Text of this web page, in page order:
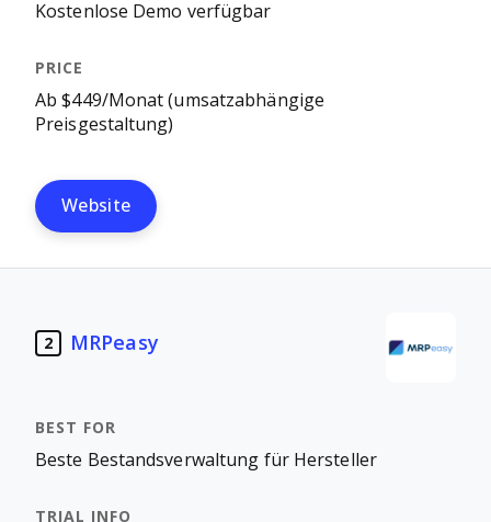
Kostenlose Demo verfügbar
Ab $449/Monat (umsatzabhängige
Preisgestaltung)
Website
2 MRPeasy
Beste Bestandsverwaltung für Hersteller